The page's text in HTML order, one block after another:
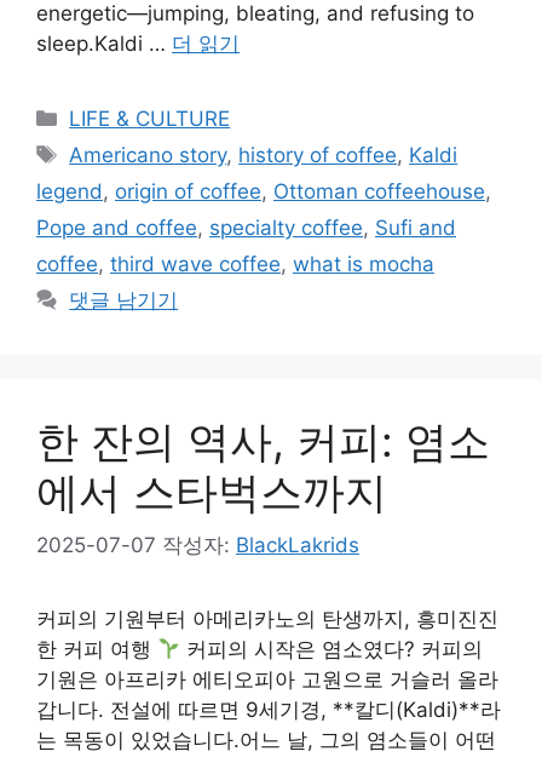
energetic—jumping, bleating, and refusing to
sleep.Kaldi … 더 읽기
카
테
리
LIFE & CULTURE
태
Americano story, history of coffee, Kaldi
legend , origin of coffee, Ottoman coffeehouse,
Pope and coffee, specialty coffee, Sufi and
coffee, third wave coffee, what is mocha
댓글 남기기
한 잔의 역사, 커피: 염소
에서 스타벅스까지
2025-07-07 작성자: BlackLakrids
커피의 기원부터 아메리카노의 탄생까지, 흥미진진
한 커피 여행
커피의 시작은 염소였다? 커피의
기원은 아프리카 에티오피아 고원으로 거슬러 올라
갑니다. 전설에 따르면 9세기경, **칼디(Kaldi)**라
는 목동이 있었습니다.어느 날, 그의 염소들이 어떤